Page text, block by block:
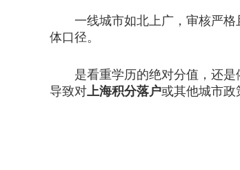
一线城市如北上广，审核严格
体口径。
是看重学历的绝对分值，还是
导致对上海积分落户或其他城市政